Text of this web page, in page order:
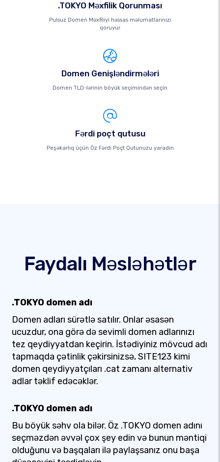
.TOKYO Məxfilik Qorunması
Pulsuz Domen Məxfiliyi həssas məlumatlarınızı
qoruyur
Domen Genişləndirmələri
Domen TLD-lərinin böyük seçimindən seçin
Fərdi poçt qutusu
Peşəkarlıq üçün Öz Fərdi Poçt Qutunuzu yaradın
Faydalı Məsləhətlər
.TOKYO domen adı
Domen adları sürətlə satılır. Onlar əsasən
ucuzdur, ona görə də sevimli domen adlarınızı
tez qeydiyyatdan keçirin. İstədiyiniz mövcud adı
tapmaqda çətinlik çəkirsinizsə, SITE123 kimi
domen qeydiyyatçıları .cat zamanı alternativ
adlar təklif edəcəklər.
.TOKYO domen adı
Bu böyük səhv ola bilər. Öz .TOKYO domen adını
seçməzdən əvvəl çox şey edin və bunun məntiqi
olduğunu və başqaları ilə paylaşsanız onu başa